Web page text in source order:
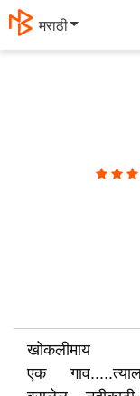
मराठी
खोकलीमाय
एक